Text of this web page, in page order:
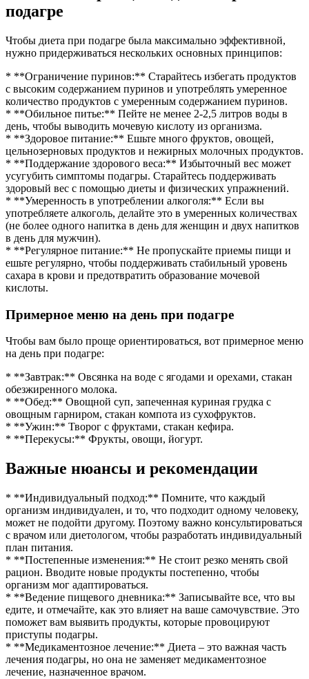
подагре
Чтобы диета при подагре была максимально эффективной,
нужно придерживаться нескольких основных принципов:
* **Ограничение пуринов:** Старайтесь избегать продуктов
с высоким содержанием пуринов и употреблять умеренное
количество продуктов с умеренным содержанием пуринов.
* **Обильное питье:** Пейте не менее 2-2,5 литров воды в
день, чтобы выводить мочевую кислоту из организма.
* **Здоровое питание:** Ешьте много фруктов, овощей,
цельнозерновых продуктов и нежирных молочных продуктов.
* **Поддержание здорового веса:** Избыточный вес может
усугубить симптомы подагры. Старайтесь поддерживать
здоровый вес с помощью диеты и физических упражнений.
* **Умеренность в употреблении алкоголя:** Если вы
употребляете алкоголь, делайте это в умеренных количествах
(не более одного напитка в день для женщин и двух напитков
в день для мужчин).
* **Регулярное питание:** Не пропускайте приемы пищи и
ешьте регулярно, чтобы поддерживать стабильный уровень
сахара в крови и предотвратить образование мочевой
кислоты.
Примерное меню на день при подагре
Чтобы вам было проще ориентироваться, вот примерное меню
на день при подагре:
* **Завтрак:** Овсянка на воде с ягодами и орехами, стакан
обезжиренного молока.
* **Обед:** Овощной суп, запеченная куриная грудка с
овощным гарниром, стакан компота из сухофруктов.
* **Ужин:** Творог с фруктами, стакан кефира.
* **Перекусы:** Фрукты, овощи, йогурт.
Важные нюансы и рекомендации
* **Индивидуальный подход:** Помните, что каждый
организм индивидуален, и то, что подходит одному человеку,
может не подойти другому. Поэтому важно консультироваться
с врачом или диетологом, чтобы разработать индивидуальный
план питания.
* **Постепенные изменения:** Не стоит резко менять свой
рацион. Вводите новые продукты постепенно, чтобы
организм мог адаптироваться.
* **Ведение пищевого дневника:** Записывайте все, что вы
едите, и отмечайте, как это влияет на ваше самочувствие. Это
поможет вам выявить продукты, которые провоцируют
приступы подагры.
* **Медикаментозное лечение:** Диета – это важная часть
лечения подагры, но она не заменяет медикаментозное
лечение, назначенное врачом.